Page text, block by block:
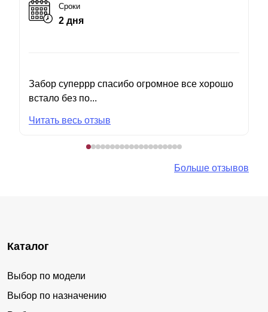
Сроки
2 дня
Забор суперрр спасибо огромное все хорошо
встало без по...
Читать весь отзыв
Больше отзывов
Каталог
Выбор по модели
Выбор по назначению